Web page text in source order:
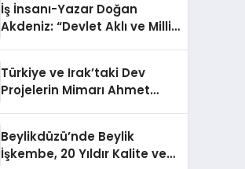
İş İnsanı-Yazar Doğan
Akdeniz: “Devlet Aklı ve Milli
Türkiye ve Irak’taki Dev
Projelerin Mimarı Ahmet
Holding Industrial City”
Projesini Hayata Geçirecek
Beylikdüzü’nde Beylik
İşkembe, 20 Yıldır Kalite ve